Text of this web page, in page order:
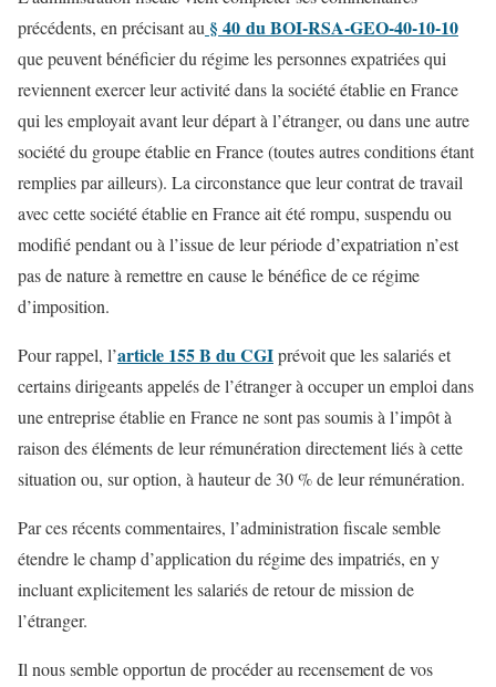
précédents, en précisant au § 40 du BOI-RSA-GEO-40-10-10
que peuvent bénéficier du régime les personnes expatriées qui
reviennent exercer leur activité dans la société établie en France
qui les employait avant leur départ à l’étranger, ou dans une autre
société du groupe établie en France (toutes autres conditions étant
remplies par ailleurs). La circonstance que leur contrat de travail
avec cette société établie en France ait été rompu, suspendu ou
modifié pendant ou à l’issue de leur période d’expatriation n’est
pas de nature à remettre en cause le bénéfice de ce régime
d’imposition.
Pour rappel, l’article 155 B du CGIprévoit que les salariés et
certains dirigeants appelés de l’étranger à occuper un emploi dans
une entreprise établie en France ne sont pas soumis à l’impôt à
raison des éléments de leur rémunération directement liés à cette
situation ou, sur option, à hauteur de 30 % de leur rémunération.
Par ces récents commentaires, l’administration fiscale semble
étendre le champ d’application du régime des impatriés, en y
incluant explicitement les salariés de retour de mission de
l’étranger.
Il nous semble opportun de procéder au recensement de vos